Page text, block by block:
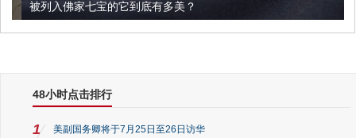
被列入佛家七宝的它到底有多美？
48小时点击排行
1 美副国务卿将于7月25日至26日访华